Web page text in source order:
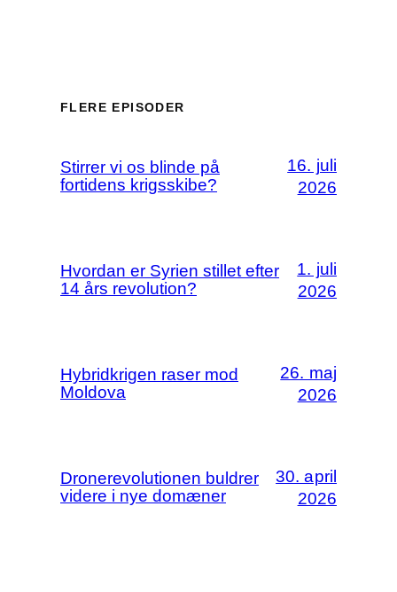
FLERE EPISODER
Stirrer vi os blinde på
fortidens krigsskibe?
16. juli
2026
Hvordan er Syrien stillet efter
14 års revolution?
1. juli
2026
Hybridkrigen raser mod
Moldova
26. maj
2026
Dronerevolutionen buldrer
videre i nye domæner
30. april
2026